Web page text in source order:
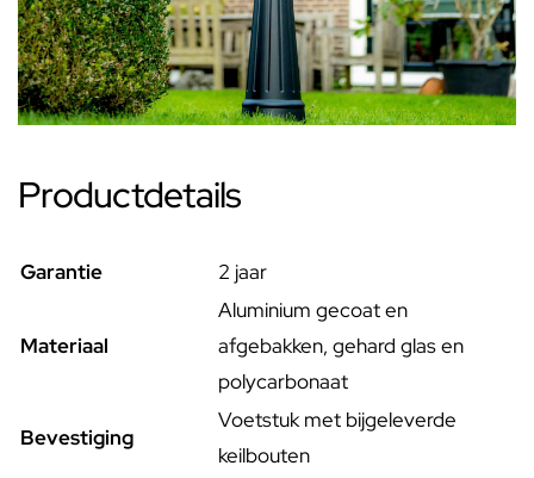
Productdetails
Garantie 2 jaar
Materiaal
Aluminium gecoat en
afgebakken, gehard glas en
polycarbonaat
Bevestiging
Voetstuk met bijgeleverde
keilbouten